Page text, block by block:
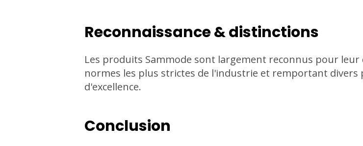
Reconnaissance & distinctions
Les produits Sammode sont largement reconnus pour
normes les plus strictes de l'industrie et remportant
d'excellence.
Conclusion